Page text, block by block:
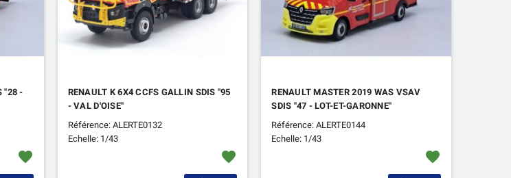
"28 -
favorite
RENAULT K 6X4 CCFS GALLIN SDIS "95
- VAL D'OISE"
Référence: ALERTE0132
Echelle: 1/43
favorite
RENAULT MASTER 2019 WAS VSAV
SDIS "47 - LOT-ET-GARONNE"
Référence: ALERTE0144
Echelle: 1/43
favorite